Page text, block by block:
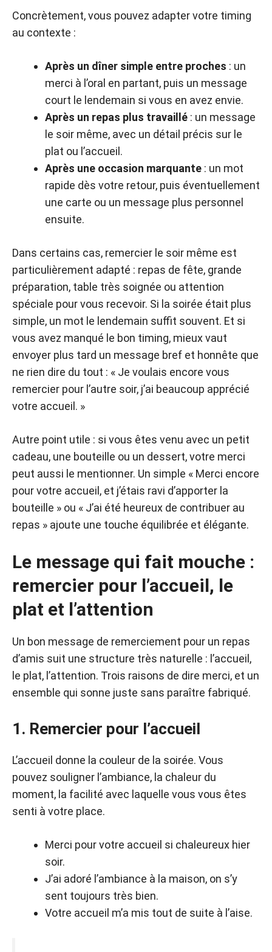
Concrètement, vous pouvez adapter votre timing
au contexte :
Après un dîner simple entre proches : un
merci à l’oral en partant, puis un message
court le lendemain si vous en avez envie.
Après un repas plus travaillé : un message
le soir même, avec un détail précis sur le
plat ou l’accueil.
Après une occasion marquante : un mot
rapide dès votre retour, puis éventuellement
une carte ou un message plus personnel
ensuite.
Dans certains cas, remercier le soir même est
particulièrement adapté : repas de fête, grande
préparation, table très soignée ou attention
spéciale pour vous recevoir. Si la soirée était plus
simple, un mot le lendemain suffit souvent. Et si
vous avez manqué le bon timing, mieux vaut
envoyer plus tard un message bref et honnête que
ne rien dire du tout : « Je voulais encore vous
remercier pour l’autre soir, j’ai beaucoup apprécié
votre accueil. »
Autre point utile : si vous êtes venu avec un petit
cadeau, une bouteille ou un dessert, votre merci
peut aussi le mentionner. Un simple « Merci encore
pour votre accueil, et j’étais ravi d’apporter la
bouteille » ou « J’ai été heureux de contribuer au
repas » ajoute une touche équilibrée et élégante.
Le message qui fait mouche :
remercier pour l’accueil, le
plat et l’attention
Un bon message de remerciement pour un repas
d’amis suit une structure très naturelle : l’accueil,
le plat, l’attention. Trois raisons de dire merci, et un
ensemble qui sonne juste sans paraître fabriqué.
1. Remercier pour l’accueil
L’accueil donne la couleur de la soirée. Vous
pouvez souligner l’ambiance, la chaleur du
moment, la facilité avec laquelle vous vous êtes
senti à votre place.
Merci pour votre accueil si chaleureux hier
soir.
J’ai adoré l’ambiance à la maison, on s’y
sent toujours très bien.
Votre accueil m’a mis tout de suite à l’aise.